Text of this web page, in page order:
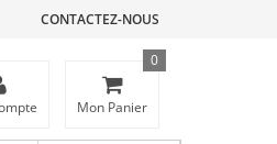
CONTACTEZ-NOUS
Mon Panier
0